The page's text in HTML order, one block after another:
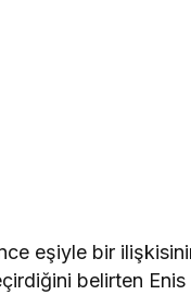
eşiyle bir
belirten